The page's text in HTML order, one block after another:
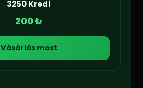
3250 Kredi
200 ₺
Vásárlás most